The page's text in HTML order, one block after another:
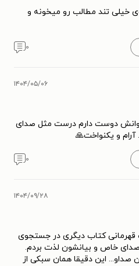
خیلی تند مطالب رو میخونه و
۰
۱۴۰۴/۰۵/۰۶
دوست دارم درست مثل صدای
و یکنواخت🙏
۰
۱۴۰۴/۰۹/۲۸
کتاب دیگری در جستجوی
صدای خاص و بیانشون لذت بردم.
این دقیقا همان سبکی از